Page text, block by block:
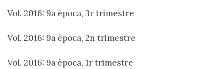
Vol. 2016: 9a època, 3r trimestre
Vol. 2016: 9a època, 2n trimestre
Vol. 2016: 9a època, 1r trimestre